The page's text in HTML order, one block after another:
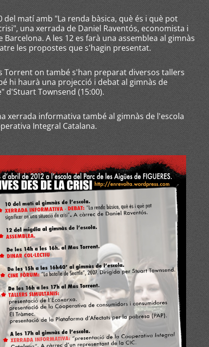
del matí amb "La renda bàsica, què és i què pot
una xerrada de Daniel Raventós, economista i
A les 12 es farà una assemblea al gimnàs
les propostes que s'hagin presentat.
Torrent on també s'han preparat diversos tallers
hi haurà una projecció i debat al gimnàs de
d'Stuart Townsend (15:00).
xerrada informativa també al gimnàs de l'escola
Integral Catalana.